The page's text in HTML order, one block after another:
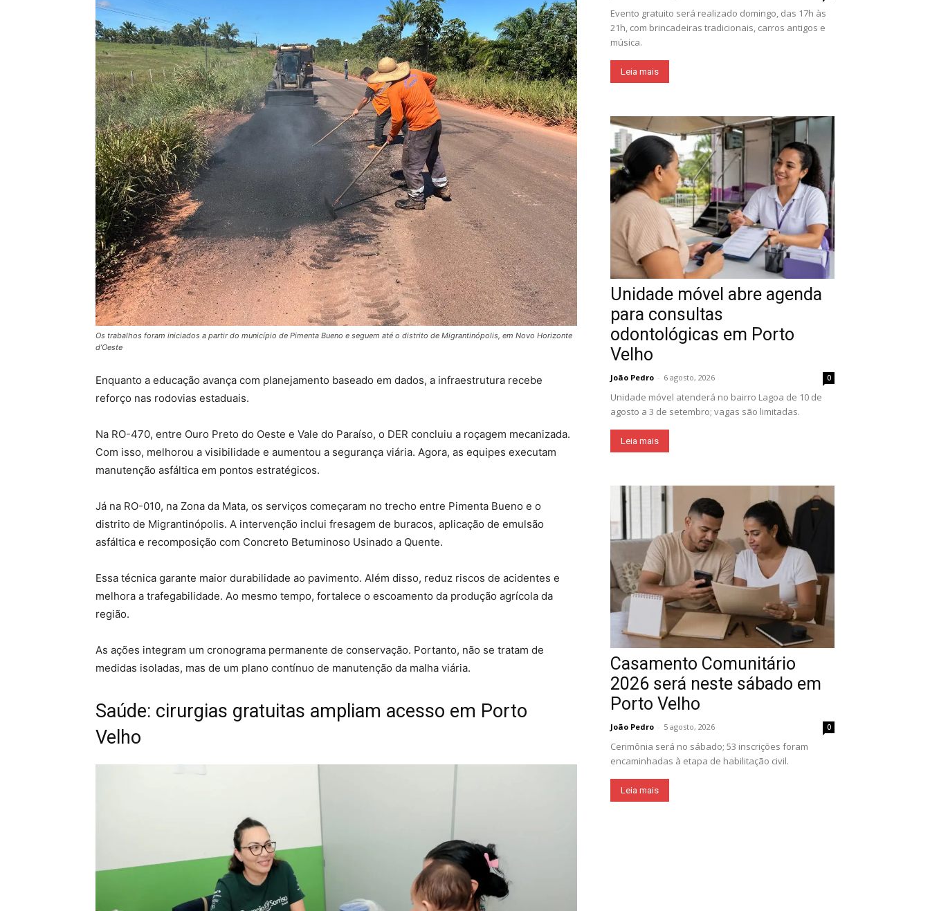
Os trabalhos foram iniciados a partir do município de Pimenta Bueno e seguem até o distrito de Migrantinópolis, em Novo Horizonte
d’Oeste
Enquanto a educação avança com planejamento baseado em dados, a infraestrutura recebe
reforço nas rodovias estaduais.
Na RO-470, entre Ouro Preto do Oeste e Vale do Paraíso, o DER concluiu a roçagem mecanizada.
Com isso, melhorou a visibilidade e aumentou a segurança viária. Agora, as equipes executam
manutenção asfáltica em pontos estratégicos.
Já na RO-010, na Zona da Mata, os serviços começaram no trecho entre Pimenta Bueno e o
distrito de Migrantinópolis. A intervenção inclui fresagem de buracos, aplicação de emulsão
asfáltica e recomposição com Concreto Betuminoso Usinado a Quente.
Essa técnica garante maior durabilidade ao pavimento. Além disso, reduz riscos de acidentes e
melhora a trafegabilidade. Ao mesmo tempo, fortalece o escoamento da produção agrícola da
região.
As ações integram um cronograma permanente de conservação. Portanto, não se tratam de
medidas isoladas, mas de um plano contínuo de manutenção da malha viária.
Saúde: cirurgias gratuitas ampliam acesso em Porto
Velho
Evento gratuito será realizado domingo, das 17h às
21h, com brincadeiras tradicionais, carros antigos e
música.
Leia mais
Unidade móvel abre agenda
para consultas
odontológicas em Porto
Velho
João Pedro - 6 agosto, 2026 0
Unidade móvel atenderá no bairro Lagoa de 10 de
agosto a 3 de setembro; vagas são limitadas.
Leia mais
Casamento Comunitário
2026 será neste sábado em
Porto Velho
João Pedro - 5 agosto, 2026 0
Cerimônia será no sábado; 53 inscrições foram
encaminhadas à etapa de habilitação civil.
Leia mais